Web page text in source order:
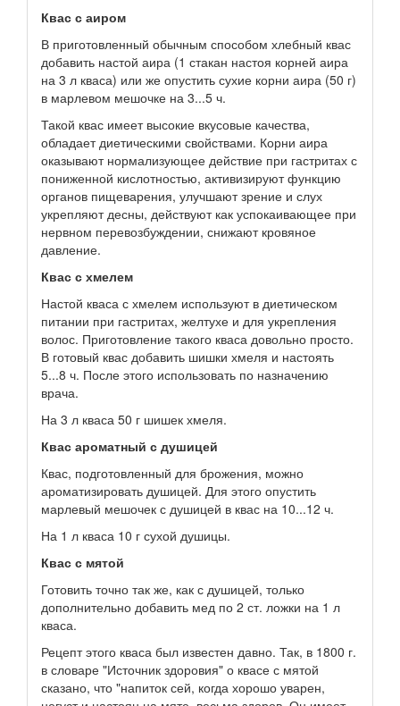
Квас с аиром
В приготовленный обычным способом хлебный квас
добавить настой аира (1 стакан настоя корней аира
на 3 л кваса) или же опустить сухие корни аира (50 г)
в марлевом мешочке на 3...5 ч.
Такой квас имеет высокие вкусовые качества,
обладает диетическими свойствами. Корни аира
оказывают нормализующее действие при гастритах с
пониженной кислотностью, активизируют функцию
органов пищеварения, улучшают зрение и слух
укрепляют десны, действуют как успокаивающее при
нервном перевозбуждении, снижают кровяное
давление.
Квас с хмелем
Настой кваса с хмелем используют в диетическом
питании при гастритах, желтухе и для укрепления
волос. Приготовление такого кваса довольно просто.
В готовый квас добавить шишки хмеля и настоять
5...8 ч. После этого использовать по назначению
врача.
На 3 л кваса 50 г шишек хмеля.
Квас ароматный с душицей
Квас, подготовленный для брожения, можно
ароматизировать душицей. Для этого опустить
марлевый мешочек с душицей в квас на 10...12 ч.
На 1 л кваса 10 г сухой душицы.
Квас с мятой
Готовить точно так же, как с душицей, только
дополнительно добавить мед по 2 ст. ложки на 1 л
кваса.
Рецепт этого кваса был известен давно. Так, в 1800 г.
в словаре "Источник здоровия" о квасе с мятой
сказано, что "напиток сей, когда хорошо уварен,